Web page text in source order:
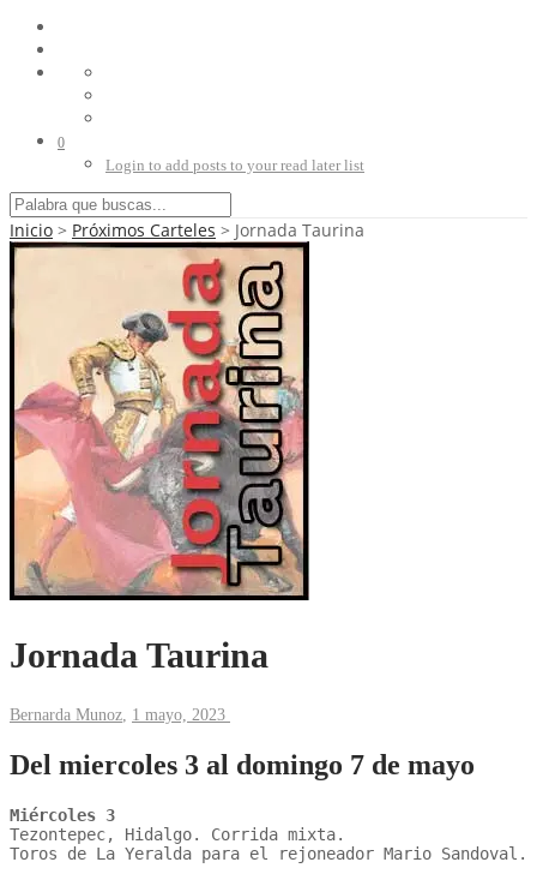
0
Login to add posts to your read later list
Inicio > Próximos Carteles > Jornada Taurina
Jornada Taurina
Bernarda Munoz, 1 mayo, 2023
Del miercoles 3 al domingo 7 de mayo
Miércoles 3
Tezontepec, Hidalgo. Corrida mixta.
Toros de La Yeralda para el rejoneador Mario Sandoval.